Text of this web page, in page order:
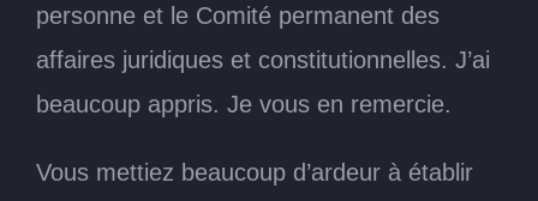
personne et le Comité permanent des
affaires juridiques et constitutionnelles. J’ai
beaucoup appris. Je vous en remercie.
Vous mettiez beaucoup d’ardeur à établir